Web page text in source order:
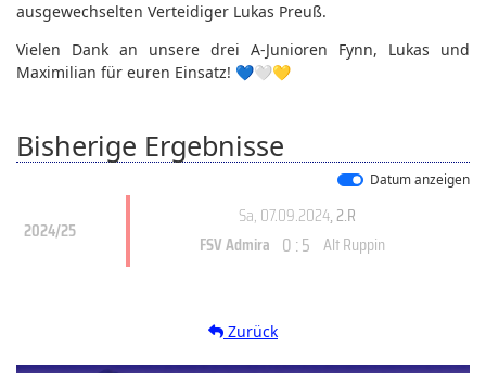
ausgewechselten Verteidiger Lukas Preuß.
Vielen Dank an unsere drei A-Junioren Fynn, Lukas und
Maximilian für euren Einsatz! 💙🤍💛
Bisherige Ergebnisse
Datum anzeigen
2024/25
Sa, 07.09.2024, 2.R
FSV Admira 0 : 5 Alt Ruppin
Zurück